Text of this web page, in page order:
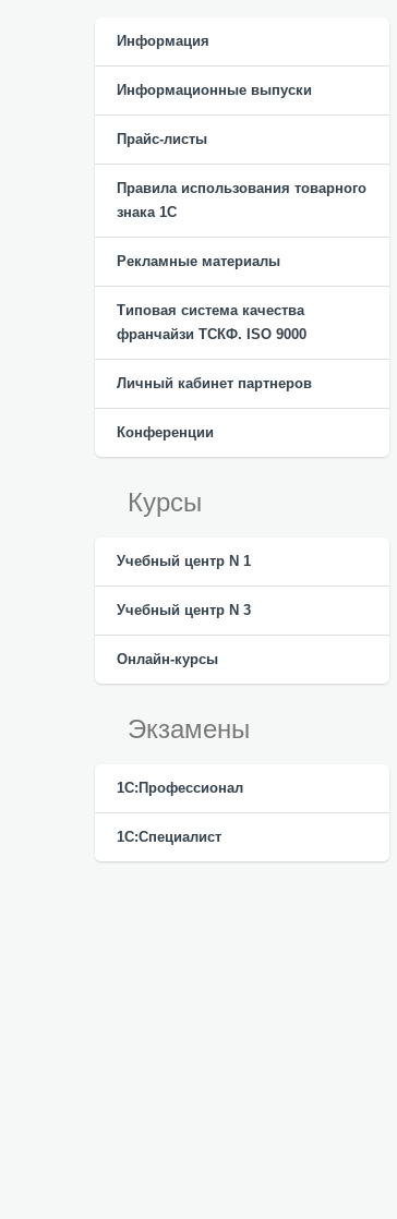
Информация
Информационные выпуски
Прайс-листы
Правила использования товарного
знака 1С
Рекламные материалы
Типовая система качества
франчайзи ТСКФ. ISO 9000
Личный кабинет партнеров
Конференции
Курсы
Учебный центр N 1
Учебный центр N 3
Онлайн-курсы
Экзамены
1С:Профессионал
1С:Специалист